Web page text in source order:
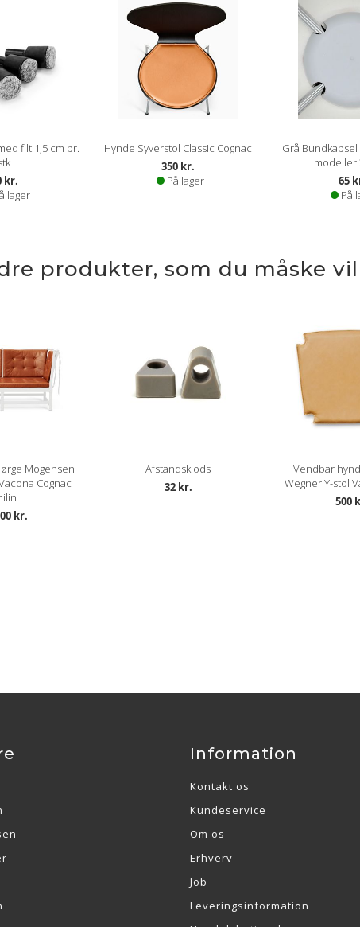
filt 1,5 cm pr.
kr.
lager
Hynde Syverstol Classic Cognac
350 kr.
På lager
Grå Bundkapsel
modeller
65
På
produkter, som du måske
Mogensen
Cognac
kr.
Afstandsklods
32 kr.
Vendbar
Wegner Y-stol
500
Information
Kontakt os
Kundeservice
Om os
Erhverv
Job
Leveringsinformation